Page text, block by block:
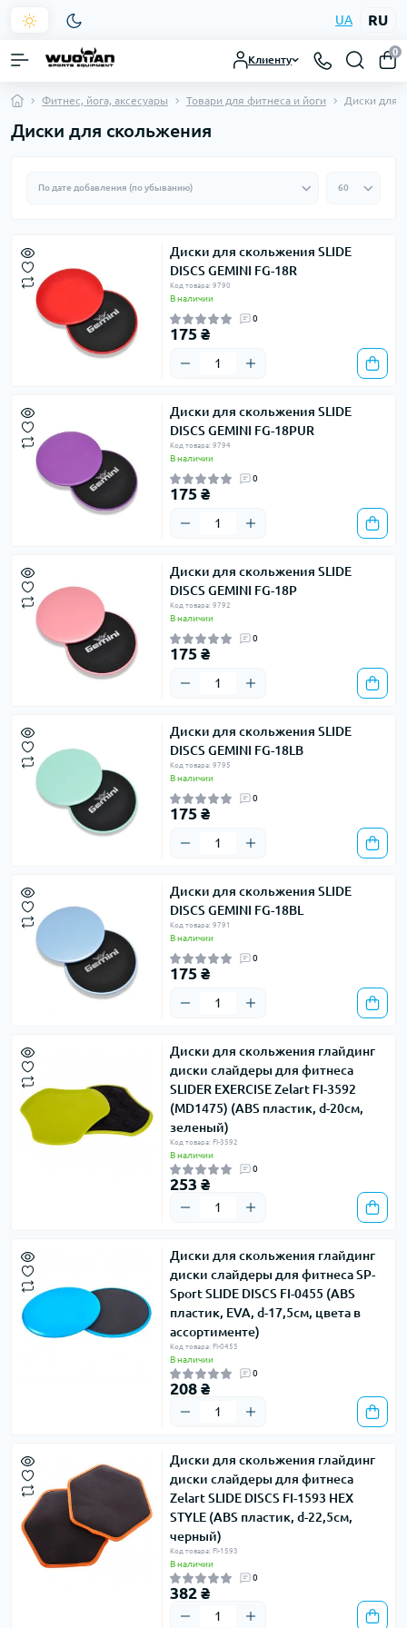
UA RU
Клиенту
0
Фитнес, йога, аксесуары Товари для фитнеса и йоги Диски для
Диски для скольжения
Диски для скольжения SLIDE
DISCS GEMINI FG-18R
Код товара: 9790
В наличии
0
175 ₴
Диски для скольжения SLIDE
DISCS GEMINI FG-18PUR
Код товара: 9794
В наличии
0
175 ₴
Диски для скольжения SLIDE
DISCS GEMINI FG-18P
Код товара: 9792
В наличии
0
175 ₴
Диски для скольжения SLIDE
DISCS GEMINI FG-18LB
Код товара: 9795
В наличии
0
175 ₴
Диски для скольжения SLIDE
DISCS GEMINI FG-18BL
Код товара: 9791
В наличии
0
175 ₴
Диски для скольжения глайдинг
диски слайдеры для фитнеса
SLIDER EXERCISE Zelart FI-3592
(MD1475) (ABS пластик, d-20см,
зеленый)
Код товара: FI-3592
В наличии
0
253 ₴
Диски для скольжения глайдинг
диски слайдеры для фитнеса SP-
Sport SLIDE DISCS FI-0455 (ABS
пластик, EVA, d-17,5см, цвета в
ассортименте)
Код товара: FI-0455
В наличии
0
208 ₴
Диски для скольжения глайдинг
диски слайдеры для фитнеса
Zelart SLIDE DISCS FI-1593 HEX
STYLE (ABS пластик, d-22,5см,
черный)
Код товара: FI-1593
В наличии
0
382 ₴